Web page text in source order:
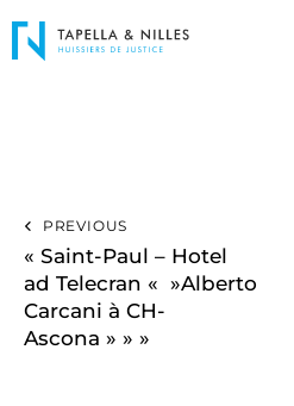
PREVIOUS
« Saint-Paul – Hotel
ad Telecran « »Alberto
Carcani à CH-
Ascona » » »